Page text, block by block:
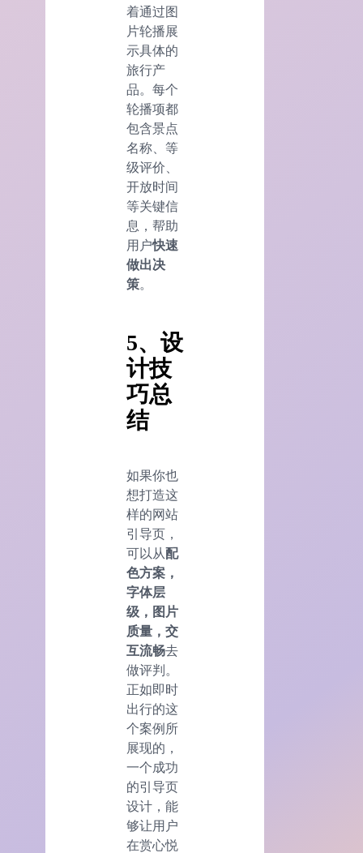
着通过图
片轮播展
示具体的
旅行产
品。每个
轮播项都
包含景点
名称、等
级评价、
开放时间
等关键信
息，帮助
用户快速
做出决
策。
5、设
计技
巧总
结
如果你也
想打造这
样的网站
引导页，
可以从配
色方案，
字体层
级，图片
质量，交
互流畅去
做评判。
正如即时
出行的这
个案例所
展现的，
一个成功
的引导页
设计，能
够让用户
在赏心悦